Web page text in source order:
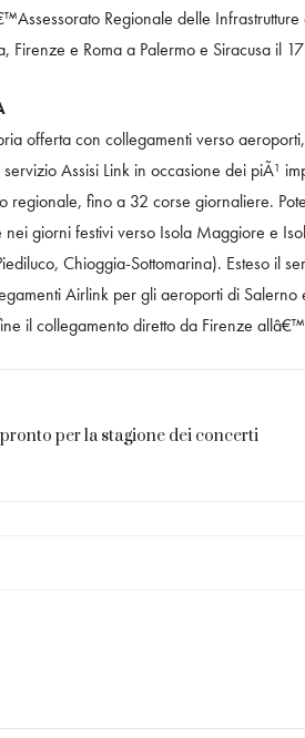
Regionale delle
Firenze e Roma a Palermo e Siracusa il
offerta con collegamenti verso
Assisi Link in occasione dei piÃ¹
regionale, fino a 32 corse giornaliere.
giorni festivi verso Isola Maggiore e
Chioggia-Sottomarina). Esteso il
Airlink per gli aeroporti di
il collegamento diretto da Firenze
per la stagione dei concerti